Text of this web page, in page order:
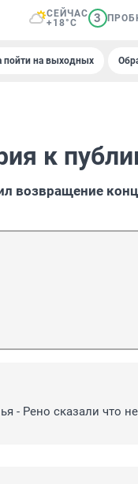
СЕЙЧАС
+18°C
3
пойти на выходных
к
возвращение
- Рено сказали что